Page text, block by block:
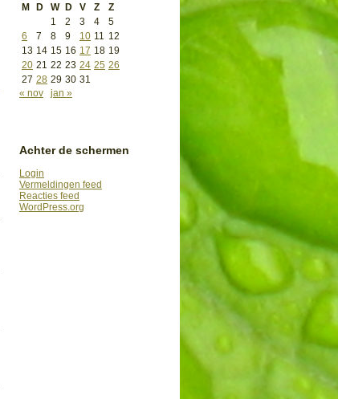
M
D W D V Z
Z
1
2 3 4
5
6
7 8 9 10 11 12
13 14 15 16 17 18 19
20 21 22 23 24 25 26
27 28 29 30 31
« nov
jan »
Achter de schermen
Login
Vermeldingen feed
Reacties feed
WordPress.org